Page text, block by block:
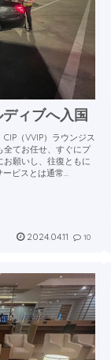
ィブへ入国
（VVIP）ラウンジス
全てお任せ、すぐにプ
願いし、往復ともに
ビスとは通常...
2024.04.11 10